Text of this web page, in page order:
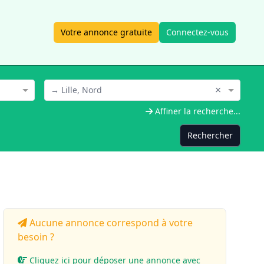
Votre annonce gratuite Connectez-vous
→ Lille, Nord ×
Affiner la recherche...
Rechercher
Aucune annonce correspond à votre
besoin ?
Cliquez ici pour déposer une annonce avec